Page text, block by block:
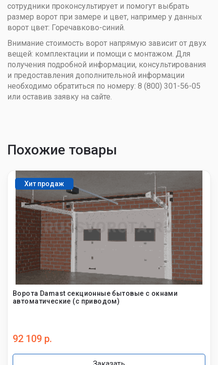
сотрудники проконсультирует и помогут выбрать
размер ворот при замере и цвет, например у данных
ворот цвет: Горечавково-синий.
Внимание стоимость ворот напрямую зависит от двух
вещей: комплектации и помощи с монтажом. Для
получения подробной информации, консультирования
и предоставления дополнительной информации
необходимо обратиться по номеру: 8 (800) 301-56-05
или оставив заявку на сайте.
Похожие товары
Хит продаж
Ворота Damast секционные бытовые с окнами
автоматические (с приводом)
92 109 р.